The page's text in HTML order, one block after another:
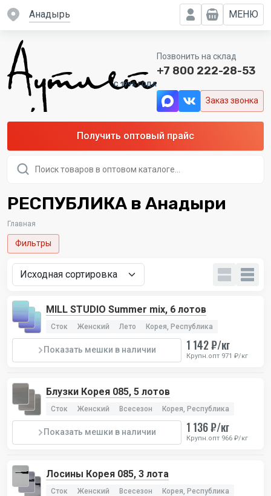
Анадырь МЕНЮ
C 1995 ГОДА
Позвонить на склад
+7 800 222-28-53
Заказ звонка
Получить оптовый прайс
товаров
РЕСПУБЛИКА в Анадыри
Главная
Фильтры
MILL STUDIO Summer mix, 6 лотов
Сток Женский Лето Корея, Республика
Показать мешки в наличии 1 142 ₽/кг
Крупн.опт 971 ₽/кг
Блузки Корея 085, 5 лотов
Сток Женский Всесезон Корея, Республика
Показать мешки в наличии 1 136 ₽/кг
Крупн.опт 966 ₽/кг
Лосины Корея 085, 3 лота
Сток Женский Всесезон Корея, Республика